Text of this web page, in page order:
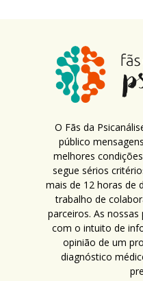
O Fãs da
público
melhores
segue sérios
mais de 12 horas de
trabalho de
parceiros. As
com o intuito de
opinião de um
diagnóstico